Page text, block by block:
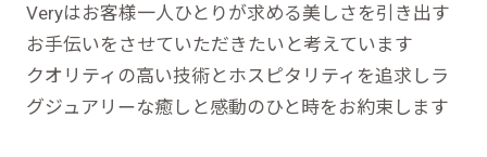
Veryはお客様一人ひとりが求める美しさを引き出す
お手伝いをさせていただきたいと考えています
クオリティの高い技術とホスピタリティを追求しラ
グジュアリーな癒しと感動のひと時をお約束します